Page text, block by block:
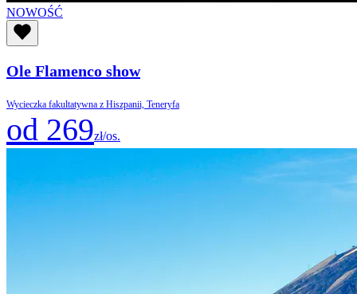
NOWOŚĆ
Ole Flamenco show
Wycieczka fakultatywna z Hiszpanii, Teneryfa
od 269zł/os.